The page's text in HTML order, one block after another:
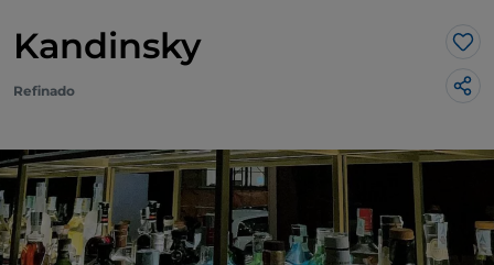
Kandinsky Me
Refinado